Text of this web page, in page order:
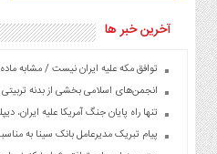
آخرین خبر ها
توافق مکه علیه ایران نیست / مشابه ماده ۵ ناتو با دبیرخانه مشترک
انجمن‌های اسلامی بخشی از بدنه
تنها راه پایان جنگ آمریکا علیه ایران،
پیام تبریک مدیرعامل بانک سینا به